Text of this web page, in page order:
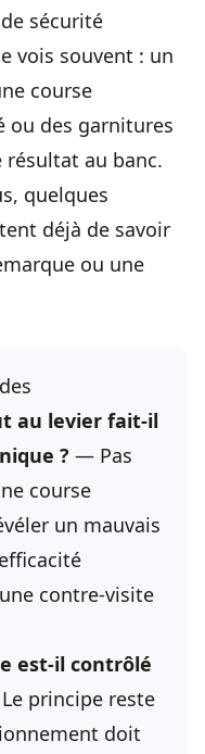
sécurité
vois souvent : un
course
ou des garnitures
résultat au banc.
quelques
déjà de savoir
ou une
au levier fait-il
? — Pas
course
un mauvais
contre-visite
est-il contrôlé
principe reste
doit